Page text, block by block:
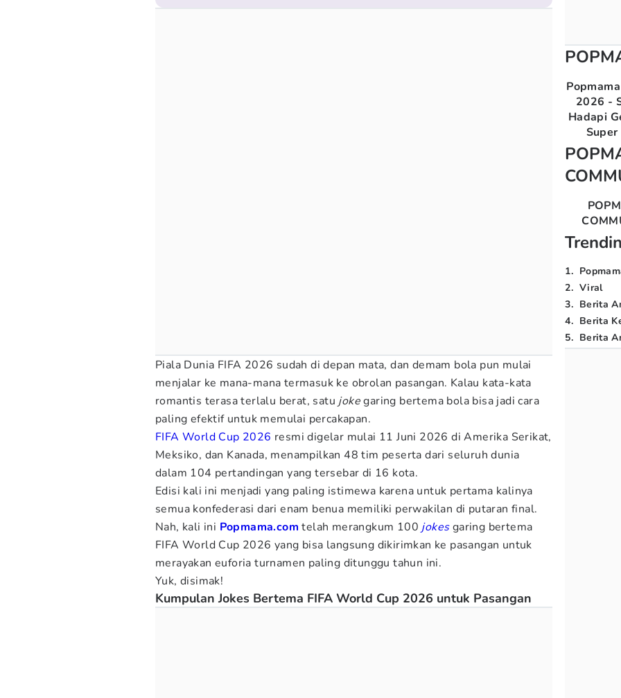
Piala Dunia FIFA 2026 sudah di depan mata, dan demam bola pun mulai
menjalar ke mana-mana termasuk ke obrolan pasangan. Kalau kata-kata
romantis terasa terlalu berat, satu jokegaring bertema bola bisa jadi cara
paling efektif untuk memulai percakapan.
FIFA World Cup 2026 resmi digelar mulai 11 Juni 2026 di Amerika Serikat,
Meksiko, dan Kanada, menampilkan 48 tim peserta dari seluruh dunia
dalam 104 pertandingan yang tersebar di 16 kota.
Edisi kali ini menjadi yang paling istimewa karena untuk pertama kalinya
semua konfederasi dari enam benua memiliki perwakilan di putaran final.
Nah, kali ini Popmama.com telah merangkum 100 jokesgaring bertema
FIFA World Cup 2026 yang bisa langsung dikirimkan ke pasangan untuk
merayakan euforia turnamen paling ditunggu tahun ini.
Yuk, disimak!
Kumpulan Jokes Bertema FIFA World Cup 2026 untuk Pasangan
2026 -
Hadapi
1.
2. Viral
3. Berita
4. Berita
5. Berita